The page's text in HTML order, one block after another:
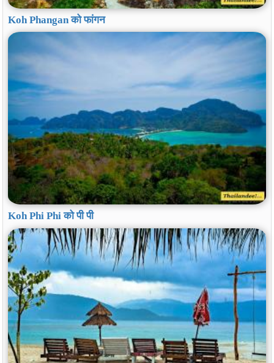
Koh Phangan को फांगन
Koh Phi Phi को पी पी